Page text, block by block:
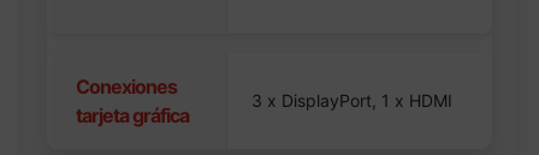
Conexiones
tarjeta gráfica
3 x DisplayPort, 1 x HDMI